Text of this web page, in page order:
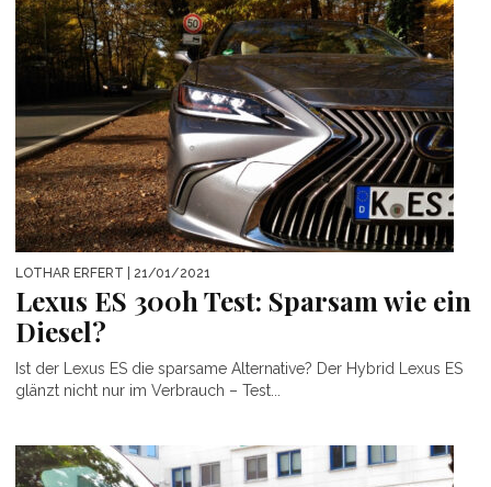
LOTHAR ERFERT | 21/01/2021
Lexus ES 300h Test: Sparsam wie ein
Diesel?
Ist der Lexus ES die sparsame Alternative? Der Hybrid Lexus ES
glänzt nicht nur im Verbrauch – Test...